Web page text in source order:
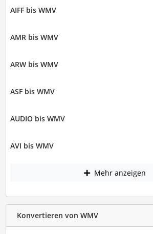
AIFF bis WMV
AMR bis WMV
ARW bis WMV
ASF bis WMV
AUDIO bis WMV
AVI bis WMV
Mehr anzeigen
Konvertieren von WMV